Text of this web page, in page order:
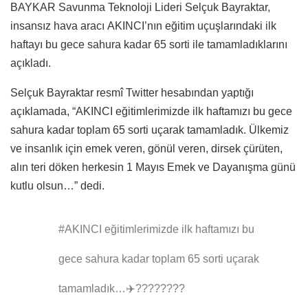
BAYKAR Savunma Teknoloji Lideri Selçuk Bayraktar,
insansız hava aracı AKINCI’nın eğitim uçuşlarındaki ilk
haftayı bu gece sahura kadar 65 sorti ile tamamladıklarını
açıkladı.
Selçuk Bayraktar resmî Twitter hesabından yaptığı
açıklamada, “AKINCI eğitimlerimizde ilk haftamızı bu gece
sahura kadar toplam 65 sorti uçarak tamamladık. Ülkemiz
ve insanlık için emek veren, gönül veren, dirsek çürüten,
alın teri döken herkesin 1 Mayıs Emek ve Dayanışma günü
kutlu olsun…” dedi.
#AKINCI eğitimlerimizde ilk haftamızı bu
gece sahura kadar toplam 65 sorti uçarak
tamamladık…✈️????????